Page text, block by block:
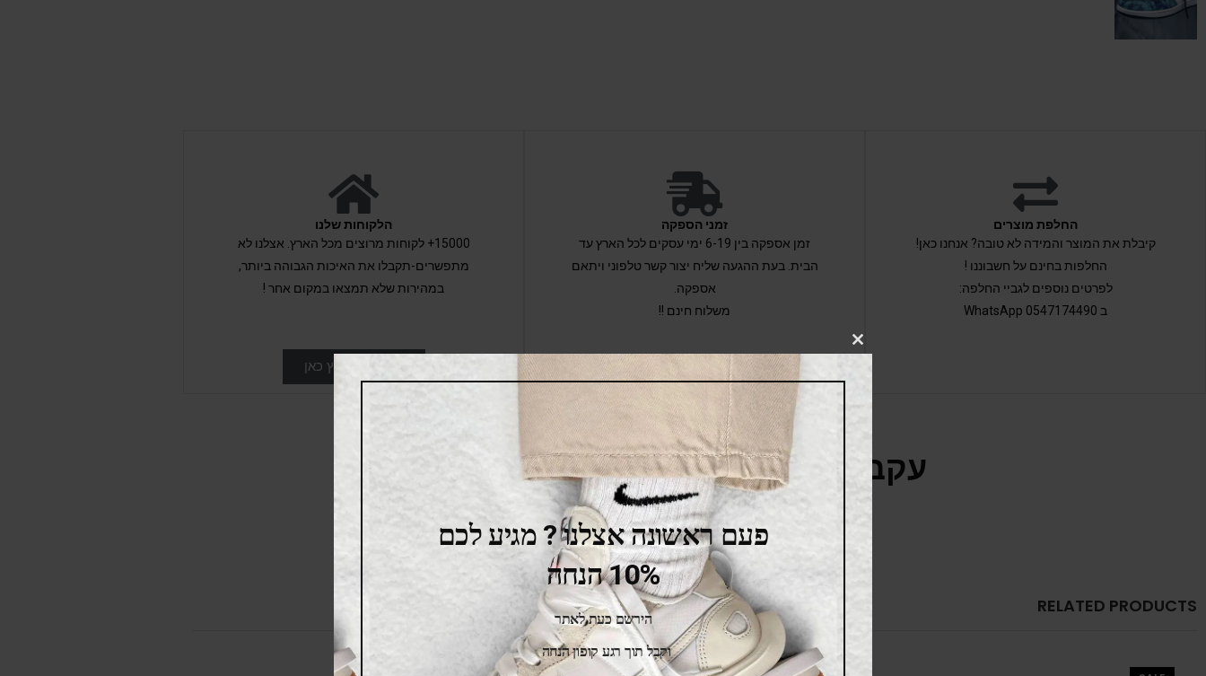
החלפת מוצרים
קיבלת את המוצר והמידה לא טובה? אנחנו כאן!
החלפות בחינם על חשבוננו !
לפרטים נוספים לגביי החלפה:
ב 0547174490 WhatsApp
זמני הספקה
זמן אספקה בין 6-19 ימי עסקים לכל הארץ עד
הבית. בעת ההגעה שליח יצור קשר טלפוני ויתאם
אספקה.
משלוח חינם !!
הלקוחות שלנו
15000+ לקוחות מרוצים מכל הארץ. אצלנו לא
מתפשרים-תקבלו את האיכות הגבוהה ביותר,
במהירות שלא תמצאו במקום אחר !
לביקורות לחץ כאן
עקבו אחרינו ברשתות החברתיות
RELATED PRODUCTS
CLOSE
MODULE
פעם ראשונה אצלנו ? מגיע לכם
10% הנחה
הירשם כעת לאתר
וקבל תוך רגע קופון הנחה